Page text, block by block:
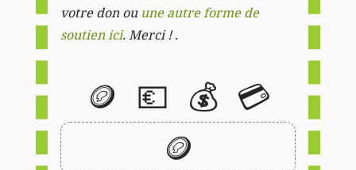
votre don ou une autre forme de
soutien ici. Merci ! .
🪙 💶 💰 💳
🪙